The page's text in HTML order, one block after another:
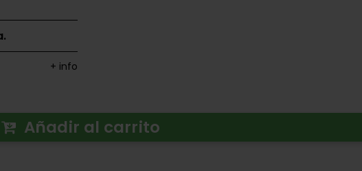
+ info
Añadir al carrito